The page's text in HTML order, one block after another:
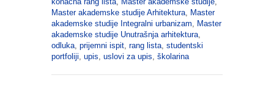
Master akademske studije Arhitektura, Master
akademske studije Integralni urbanizam, Master
akademske studije Unutrašnja arhitektura,
odluka, prijemni ispit, rang lista, studentski
portfoliji, upis, uslovi za upis, školarina